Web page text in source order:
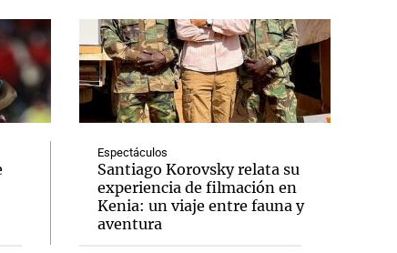
Espectáculos
Santiago Korovsky relata su
experiencia de filmación en
Kenia: un viaje entre fauna y
aventura
Notas